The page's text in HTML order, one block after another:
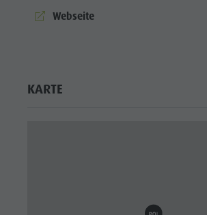
aria.website:
Webseite
KARTE